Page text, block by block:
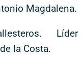
Magdalena.
Líder
la Costa.